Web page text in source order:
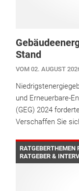
Stand
VOM 02. AUGUST
und Erneuerbare-
(GEG) 2024
Verschaffen Sie
RATGEBERTHEMEN
RATGEBER &